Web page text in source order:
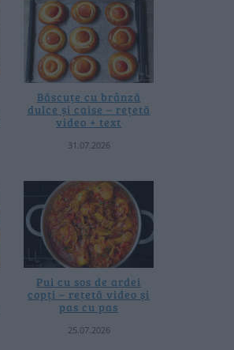
Băscuțe cu brânză
dulce și caise – rețetă
video + text
31.07.2026
Pui cu sos de ardei
copți – rețetă video și
pas cu pas
25.07.2026